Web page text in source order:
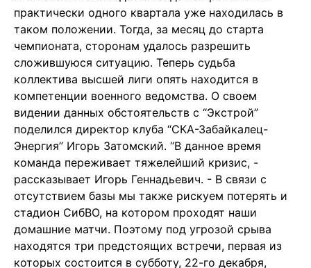
практически одного квартала уже находилась в
таком положении. Тогда, за месяц до старта
чемпионата, сторонам удалось разрешить
сложившуюся ситуацию. Теперь судьба
коллектива высшей лиги опять находится в
компетенции военного ведомства. О своем
видении данных обстоятельств с “Экстрой”
поделился директор клуба “СКА-Забайкалец-
Энергия” Игорь Затомский. “В данное время
команда переживает тяжелейший кризис, -
рассказывает Игорь Геннадьевич. - В связи с
отсутствием базы мы также рискуем потерять и
стадион СибВО, на котором проходят наши
домашние матчи. Поэтому под угрозой срыва
находятся три предстоящих встречи, первая из
которых состоится в субботу, 22-го декабря,